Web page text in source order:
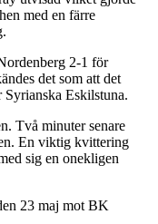
med en färre
2-1 för
det som att det
Eskilstuna.
Två minuter senare
En viktig kvittering
sig en onekligen
23 maj mot BK